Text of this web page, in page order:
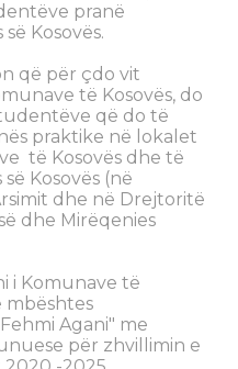
pranë
Kosovës.
që për çdo vit
të Kosovës, do
që do të
praktike në lokalet
të Kosovës dhe të
Kosovës (në
dhe në Drejtoritë
dhe Mirëqenies
i Komunave të
mbështes
Agani" me
për zhvillimin e